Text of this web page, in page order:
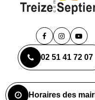
Lien
le
compte
Lien
le
compte
Lien
la
02 51 41 72 07
Horaires des